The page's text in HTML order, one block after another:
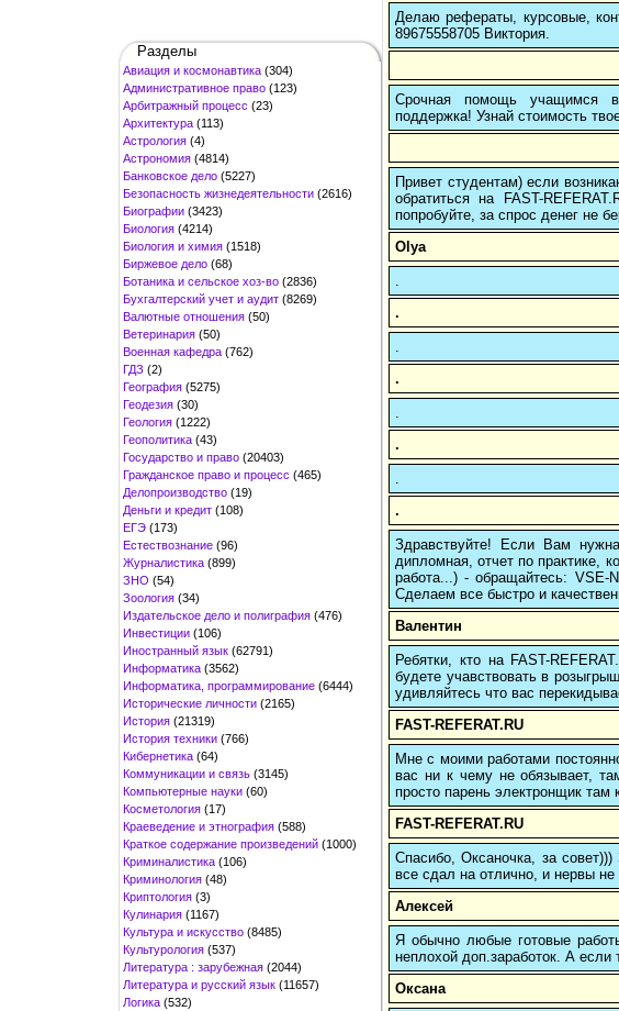
Разделы
Авиация и космонавтика (304)
Административное право (123)
Арбитражный процесс (23)
Архитектура (113)
Астрология (4)
Астрономия (4814)
Банковское дело (5227)
Безопасность жизнедеятельности (2616)
Биографии (3423)
Биология (4214)
Биология и химия (1518)
Биржевое дело (68)
Ботаника и сельское хоз-во (2836)
Бухгалтерский учет и аудит (8269)
Валютные отношения (50)
Ветеринария (50)
Военная кафедра (762)
ГДЗ (2)
География (5275)
Геодезия (30)
Геология (1222)
Геополитика (43)
Государство и право (20403)
Гражданское право и процесс (465)
Делопроизводство (19)
Деньги и кредит (108)
ЕГЭ (173)
Естествознание (96)
Журналистика (899)
ЗНО (54)
Зоология (34)
Издательское дело и полиграфия (476)
Инвестиции (106)
Иностранный язык (62791)
Информатика (3562)
Информатика, программирование (6444)
Исторические личности (2165)
История (21319)
История техники (766)
Кибернетика (64)
Коммуникации и связь (3145)
Компьютерные науки (60)
Косметология (17)
Краеведение и этнография (588)
Краткое содержание произведений (1000)
Криминалистика (106)
Криминология (48)
Криптология (3)
Кулинария (1167)
Культура и искусство (8485)
Культурология (537)
Литература : зарубежная (2044)
Литература и русский язык (11657)
Логика (532)
Делаю рефераты, курсовые,
89675558705 Виктория.
Срочная помощь учащимся в
поддержка! Узнай стоимость
Привет студентам) если
обратиться на FAST-
попробуйте, за спрос денег не
Olya
.
.
.
.
.
.
.
.
Здравствуйте! Если Вам
дипломная, отчет по практике,
работа...) - обращайтесь:
Сделаем все быстро и
Валентин
Ребятки, кто на FAST-
будете учавствовать в
удивляйтесь что вас
FAST-REFERAT.RU
Мне с моими работами
вас ни к чему не обязывает,
просто парень электронщик там
FAST-REFERAT.RU
Спасибо, Оксаночка, за
все сдал на отлично, и нервы не
Алексей
Я обычно любые готовые
неплохой доп.заработок. А
Оксана